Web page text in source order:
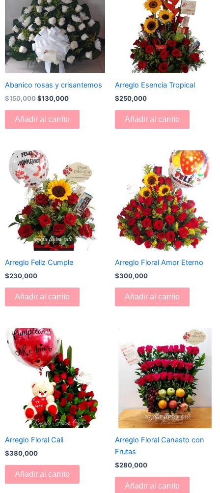
Abanico rosas y crisantemos
$150,000
era:
$150,000.
$130,000
es:
$130,000.
Añadir al carrito
Arreglo Esencia Tropical
$250,000
Añadir al carrito
Arreglo Feliz Cumple
$230,000
Añadir al carrito
Arreglo Floral Amor Eterno
$300,000
Añadir al carrito
Arreglo Floral Cali
$380,000
Añadir al carrito
Arreglo Floral Canasto con
Frutas
$280,000
Añadir al carrito